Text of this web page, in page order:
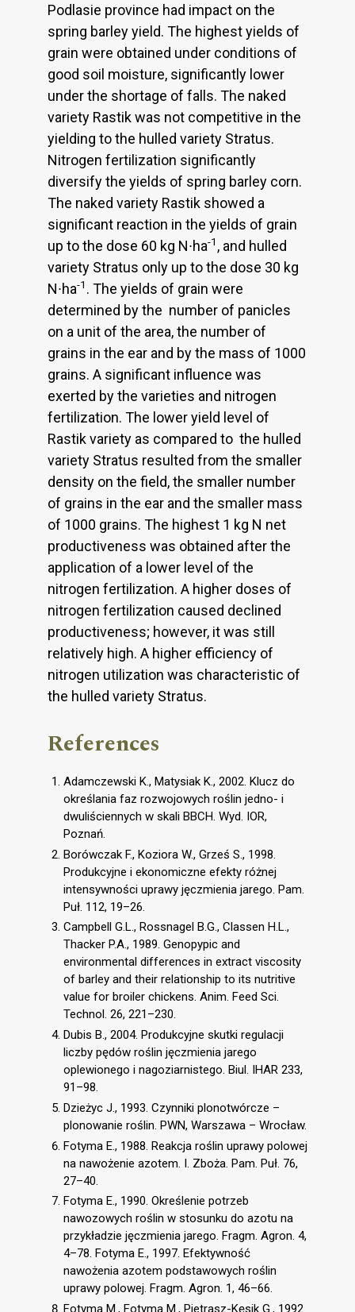
Podlasie province had impact on the
spring barley yield. The highest yields of
grain were obtained under conditions of
good soil moisture, significantly lower
under the shortage of falls. The naked
variety Rastik was not competitive in the
yielding to the hulled variety Stratus.
Nitrogen fertilization significantly
diversify the yields of spring barley corn.
The naked variety Rastik showed a
significant reaction in the yields of grain
up to the dose 60 kg N∙ha-1 , and hulled
variety Stratus only up to the dose 30 kg
N∙ha-1 . The yields of grain were
determined by the number of panicles
on a unit of the area, the number of
grains in the ear and by the mass of 1000
grains. A significant influence was
exerted by the varieties and nitrogen
fertilization. The lower yield level of
Rastik variety as compared to the hulled
variety Stratus resulted from the smaller
density on the field, the smaller number
of grains in the ear and the smaller mass
of 1000 grains. The highest 1 kg N net
productiveness was obtained after the
application of a lower level of the
nitrogen fertilization. A higher doses of
nitrogen fertilization caused declined
productiveness; however, it was still
relatively high. A higher efficiency of
nitrogen utilization was characteristic of
the hulled variety Stratus.
References
Adamczewski K., Matysiak K., 2002. Klucz do
określania faz rozwojowych roślin jedno- i
dwuliściennych w skali BBCH. Wyd. IOR,
Poznań.
Borówczak F., Koziora W., Grześ S., 1998.
Produkcyjne i ekonomiczne efekty różnej
intensywności uprawy jęczmienia jarego. Pam.
Puł. 112, 19–26.
Campbell G.L., Rossnagel B.G., Classen H.L.,
Thacker P.A., 1989. Genopypic and
environmental differences in extract viscosity
of barley and their relationship to its nutritive
value for broiler chickens. Anim. Feed Sci.
Technol. 26, 221–230.
Dubis B., 2004. Produkcyjne skutki regulacji
liczby pędów roślin jęczmienia jarego
oplewionego i nagoziarnistego. Biul. IHAR 233,
91–98.
Dzieżyc J., 1993. Czynniki plonotwórcze –
plonowanie roślin. PWN, Warszawa – Wrocław.
Fotyma E., 1988. Reakcja roślin uprawy polowej
na nawożenie azotem. I. Zboża. Pam. Puł. 76,
27–40.
Fotyma E., 1990. Określenie potrzeb
nawozowych roślin w stosunku do azotu na
przykładzie jęczmienia jarego. Fragm. Agron. 4,
4–78. Fotyma E., 1997. Efektywność
nawożenia azotem podstawowych roślin
uprawy polowej. Fragm. Agron. 1, 46–66.
Fotyma M., Fotyma M., Pietrasz-Kęsik G., 1992.